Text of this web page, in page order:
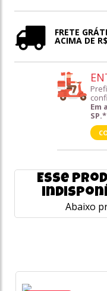
FRETE
ACIMA DE
Em
SP.*
Esse
Abaixo